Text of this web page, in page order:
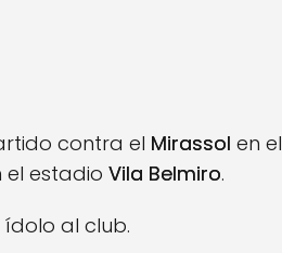
contra el Mirassol en el
el estadio Vila Belmiro.
al club.